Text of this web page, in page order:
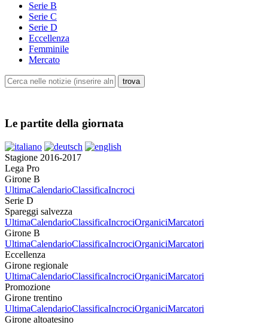
Serie B
Serie C
Serie D
Eccellenza
Femminile
Mercato
Le partite della giornata
Stagione 2016-2017
Lega Pro
Girone B
UltimaCalendarioClassificaIncroci
Serie D
Spareggi salvezza
UltimaCalendarioClassificaIncrociOrganiciMarcatori
Girone B
UltimaCalendarioClassificaIncrociOrganiciMarcatori
Eccellenza
Girone regionale
UltimaCalendarioClassificaIncrociOrganiciMarcatori
Promozione
Girone trentino
UltimaCalendarioClassificaIncrociOrganiciMarcatori
Girone altoatesino